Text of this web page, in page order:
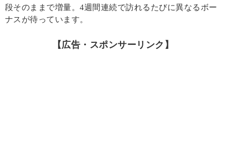
段そのままで増量。4週間連続で訪れるたびに異なるボー
ナスが待っています。
【広告・スポンサーリンク】